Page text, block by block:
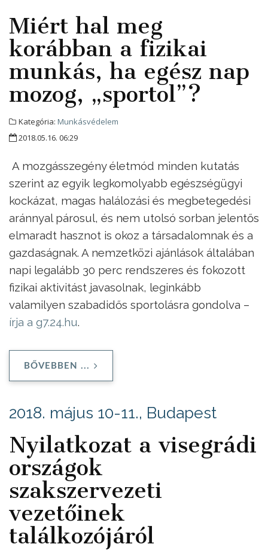
Miért hal meg
korábban a fizikai
munkás, ha egész nap
mozog, „sportol”?
Kategória: Munkásvédelem
2018.05.16. 06:29
A mozgásszegény életmód minden kutatás
szerint az egyik legkomolyabb egészségügyi
kockázat, magas halálozási és megbetegedési
aránnyal párosul, és nem utolsó sorban jelentős
elmaradt hasznot is okoz a társadalomnak és a
gazdaságnak. A nemzetközi ajánlások általában
napi legalább 30 perc rendszeres és fokozott
fizikai aktivitást javasolnak, leginkább
valamilyen szabadidős sportolásra gondolva –
írja a g7.24.hu.
BŐVEBBEN ...
2018. május 10-11., Budapest
Nyilatkozat a visegrádi
országok
szakszervezeti
vezetőinek
találkozójáról